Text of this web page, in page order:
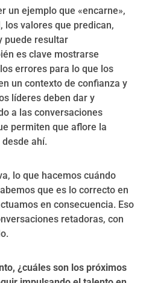
un ejemplo que «encarne»,
los valores que predican,
puede resultar
es clave mostrarse
errores para lo que los
un contexto de confianza y
líderes deben dar y
a las conversaciones
permiten que aflore la
ahí.
lo que hacemos cuándo
que es lo correcto en
en consecuencia. Eso
retadoras, con
¿cuáles son los próximos